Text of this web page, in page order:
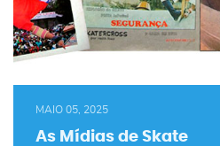
MAIO 05, 2025
As Mídias de Skate